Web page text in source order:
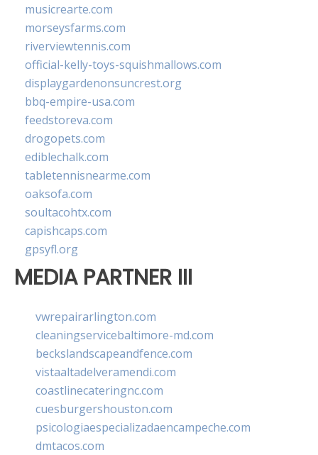
musicrearte.com
morseysfarms.com
riverviewtennis.com
official-kelly-toys-squishmallows.com
displaygardenonsuncrest.org
bbq-empire-usa.com
feedstoreva.com
drogopets.com
ediblechalk.com
tabletennisnearme.com
oaksofa.com
soultacohtx.com
capishcaps.com
gpsyfl.org
MEDIA PARTNER III
vwrepairarlington.com
cleaningservicebaltimore-md.com
beckslandscapeandfence.com
vistaaltadelveramendi.com
coastlinecateringnc.com
cuesburgershouston.com
psicologiaespecializadaencampeche.com
dmtacos.com